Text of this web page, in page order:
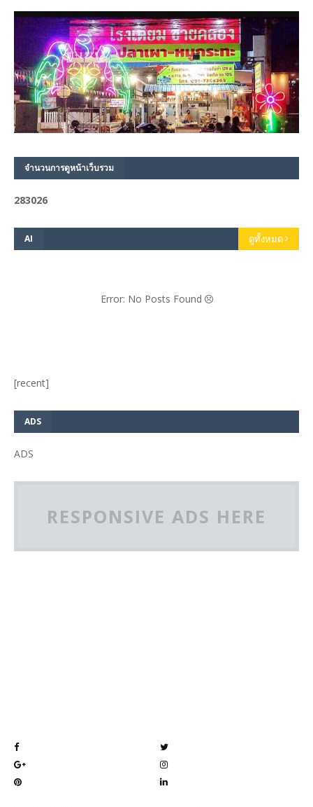
จำนวนการดูหน้าเว็บรวม
283026
AI ดูทั้งหมด
Error: No Posts Found
[recent]
ADS
ADS
RESPONSIVE ADS HERE